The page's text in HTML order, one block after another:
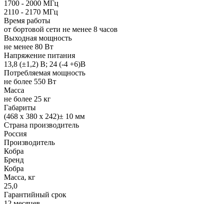
1700 - 2000 МГц
2110 - 2170 МГц
Время работы
от бортовой сети не менее 8 часов
Выходная мощность
не менее 80 Вт
Напряжение питания
13,8 (±1,2) В; 24 (-4 +6)В
Потребляемая мощность
не более 550 Вт
Масса
не более 25 кг
Габариты
(468 х 380 х 242)± 10 мм
Страна производитель
Россия
Производитель
Кобра
Бренд
Кобра
Масса, кг
25,0
Гарантийный срок